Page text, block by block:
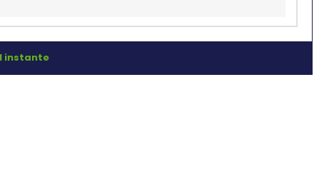
instante